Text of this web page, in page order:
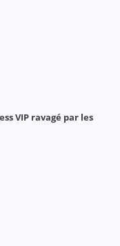
VIP ravagé par les